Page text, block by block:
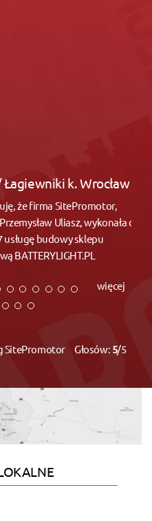
k. Wrocław
że firma SitePromotor,
Uliasz, wykonała dla
budowy sklepu
więcej
SitePromotor Głosów: 5/5